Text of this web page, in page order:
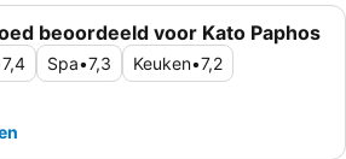
beoordeeld voor Kato Paphos
7,4 Spa•7,3 Keuken•7,2